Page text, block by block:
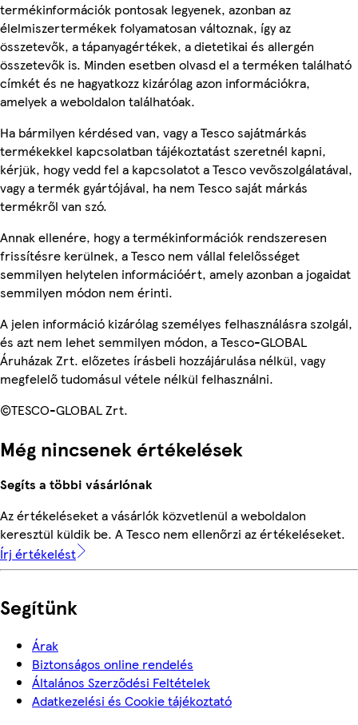
termékinformációk pontosak legyenek, azonban az
élelmiszertermékek folyamatosan változnak, így az
összetevők, a tápanyagértékek, a dietetikai és allergén
összetevők is. Minden esetben olvasd el a terméken található
címkét és ne hagyatkozz kizárólag azon információkra,
amelyek a weboldalon találhatóak.
Ha bármilyen kérdésed van, vagy a Tesco sajátmárkás
termékekkel kapcsolatban tájékoztatást szeretnél kapni,
kérjük, hogy vedd fel a kapcsolatot a Tesco vevőszolgálatával,
vagy a termék gyártójával, ha nem Tesco saját márkás
termékről van szó.
Annak ellenére, hogy a termékinformációk rendszeresen
frissítésre kerülnek, a Tesco nem vállal felelősséget
semmilyen helytelen információért, amely azonban a jogaidat
semmilyen módon nem érinti.
A jelen információ kizárólag személyes felhasználásra szolgál,
és azt nem lehet semmilyen módon, a Tesco-GLOBAL
Áruházak Zrt. előzetes írásbeli hozzájárulása nélkül, vagy
megfelelő tudomásul vétele nélkül felhasználni.
©TESCO-GLOBAL Zrt.
Még nincsenek értékelések
Segíts a többi vásárlónak
Az értékeléseket a vásárlók közvetlenül a weboldalon
keresztül küldik be. A Tesco nem ellenőrzi az értékeléseket.
Írj értékelést
Segítünk
Árak
Biztonságos online rendelés
Általános Szerződési Feltételek
Adatkezelési és Cookie tájékoztató